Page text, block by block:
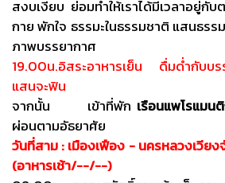
สงบเงียบ ย่อมทำให้เราได้มีเวลาอยู่กั
กาย พักใจ ธรรมะในธรรมชาติ แสนธร
ภาพบรรยากาศ
19.00น.อิสระอาหารเย็น ดื่มด่ำกับบ
แสนจะฟิน
จากนั้น เข้าที่พัก เรือนแพโรแมน
ผ่อนตามอัธยาศัย
วันที่สาม : เมืองเฟือง - นครหลวงเวีย
(อาหารเช้า/--/--)